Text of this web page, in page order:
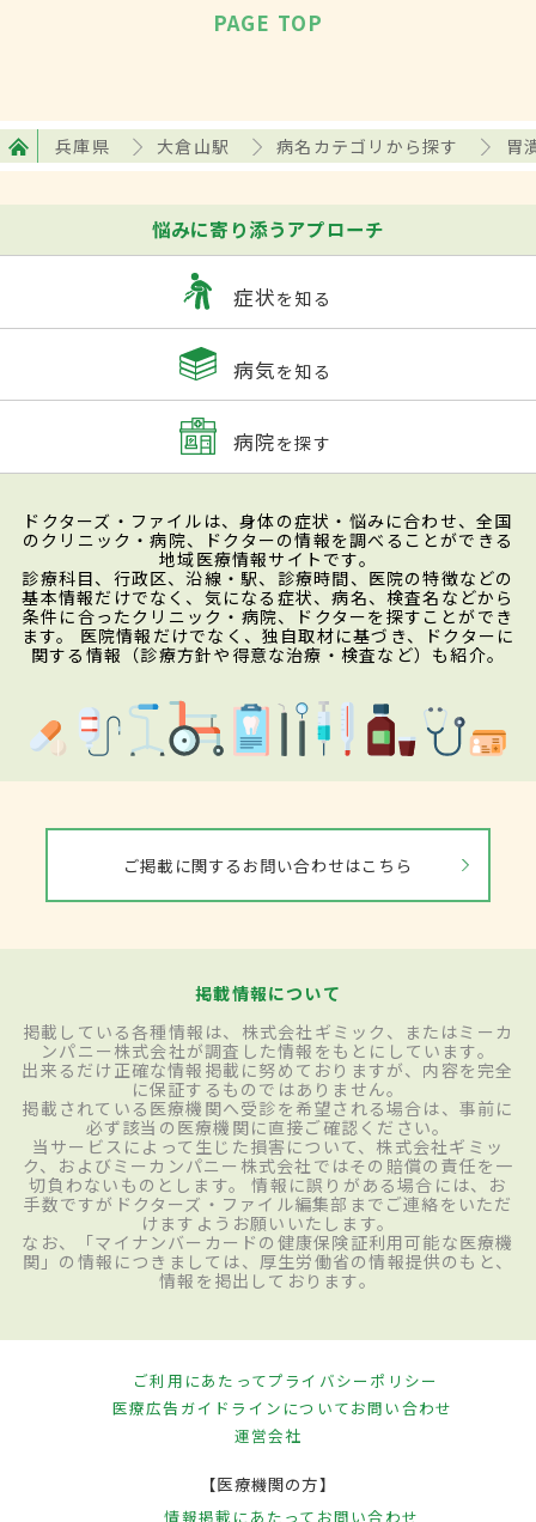
PAGE TOP
兵庫県 大倉山駅 病名カテゴリから探す 胃
悩みに寄り添うアプローチ
症状を知る
病気を知る
病院を探す
ドクターズ・ファイルは、身体の症状・悩みに合わせ、全国
のクリニック・病院、ドクターの情報を調べることができる
地域医療情報サイトです。
診療科目、行政区、沿線・駅、診療時間、医院の特徴などの
基本情報だけでなく、気になる症状、病名、検査名などから
条件に合ったクリニック・病院、ドクターを探すことができ
ます。 医院情報だけでなく、独自取材に基づき、ドクターに
関する情報（診療方針や得意な治療・検査など）も紹介。
ご掲載に関するお問い合わせはこちら
掲載情報について
掲載している各種情報は、株式会社ギミック、またはミーカ
ンパニー株式会社が調査した情報をもとにしています。
出来るだけ正確な情報掲載に努めておりますが、内容を完全
に保証するものではありません。
掲載されている医療機関へ受診を希望される場合は、事前に
必ず該当の医療機関に直接ご確認ください。
当サービスによって生じた損害について、株式会社ギミッ
ク、およびミーカンパニー株式会社ではその賠償の責任を一
切負わないものとします。 情報に誤りがある場合には、お
手数ですがドクターズ・ファイル編集部までご連絡をいただ
けますようお願いいたします。
なお、「マイナンバーカードの健康保険証利用可能な医療機
関」の情報につきましては、厚生労働省の情報提供のもと、
情報を掲出しております。
ご利用にあたってプライバシーポリシー
医療広告ガイドラインについてお問い合わせ
運営会社
【医療機関の方】
情報掲載にあたって お問い合わせ